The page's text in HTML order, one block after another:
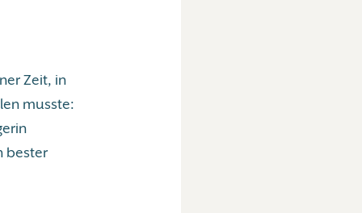
Zeit, in
musste:
bester